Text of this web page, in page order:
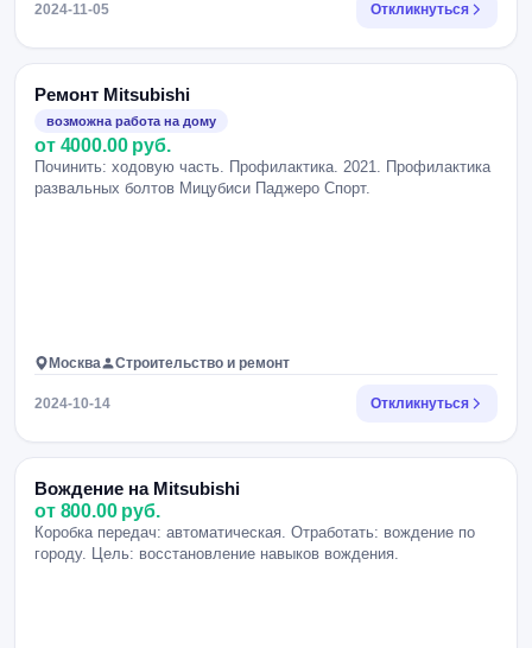
2024-11-05 Откликнуться
Ремонт Mitsubishi
возможна работа на дому
от 4000.00 руб.
Починить: ходовую часть. Профилактика. 2021. Профилактика
развальных болтов Мицубиси Паджеро Спорт.
Москва Строительство и ремонт
2024-10-14 Откликнуться
Вождение на Mitsubishi
от 800.00 руб.
Коробка передач: автоматическая. Отработать: вождение по
городу. Цель: восстановление навыков вождения.